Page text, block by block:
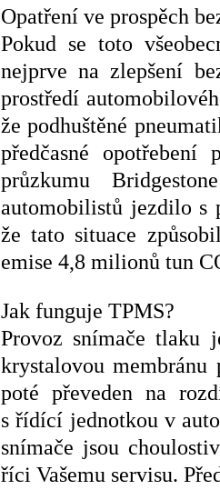
Opatření ve prospěch
Pokud se toto
nejprve na zlepšení
prostředí
že podhuštěné
předčasné
průzkumu
automobilistů jezdilo s
že tato situace
emise 4,8 milionů tun
Jak funguje TPMS?
Provoz snímače tlaku
krystalovou
poté převeden na
s řídící jednotkou v
snímače jsou
říci Vašemu servisu.